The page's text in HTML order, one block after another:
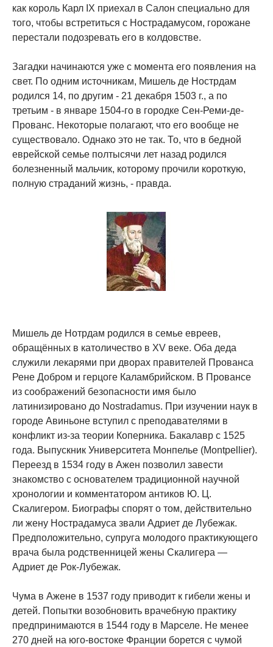
как король Карл IX приехал в Салон специально для
того, чтобы встретиться с Нострадамусом, горожане
перестали подозревать его в колдовстве.
Загадки начинаются уже с момента его появления на
свет. По одним источникам, Мишель де Нострдам
родился 14, по другим - 21 декабря 1503 г., а по
третьим - в январе 1504-го в городке Сен-Реми-де-
Прованс. Некоторые полагают, что его вообще не
существовало. Однако это не так. То, что в бедной
еврейской семье полтысячи лет назад родился
болезненный мальчик, которому прочили короткую,
полную страданий жизнь, - правда.
Мишель де Нотрдам родился в семье евреев,
обращённых в католичество в XV веке. Оба деда
служили лекарями при дворах правителей Прованса
Рене Добром и герцоге Каламбрийском. В Провансе
из соображений безопасности имя было
латинизировано до Nostradamus. При изучении наук в
городе Авиньоне вступил с преподавателями в
конфликт из-за теории Коперника. Бакалавр с 1525
года. Выпускник Университета Монпелье (Montpellier).
Переезд в 1534 году в Ажен позволил завести
знакомство с основателем традиционной научной
хронологии и комментатором антиков Ю. Ц.
Скалигером. Биографы спорят о том, действительно
ли жену Нострадамуса звали Адриет де Лубежак.
Предположительно, супруга молодого практикующего
врача была родственницей жены Скалигера —
Адриет де Рок-Лубежак.
Чума в Ажене в 1537 году приводит к гибели жены и
детей. Попытки возобновить врачебную практику
предпринимаются в 1544 году в Марселе. Не менее
270 дней на юго-востоке Франции борется с чумой